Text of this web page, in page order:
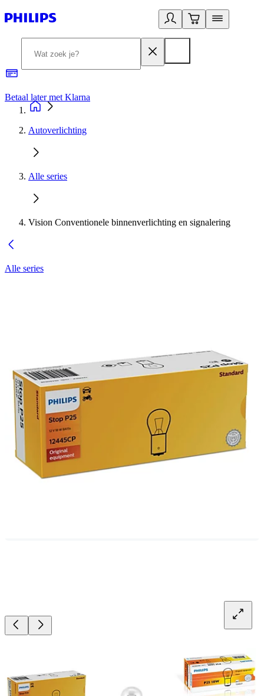
Betaal later met Klarna
Autoverlichting
Alle series
Vision Conventionele binnenverlichting en signalering
Alle series